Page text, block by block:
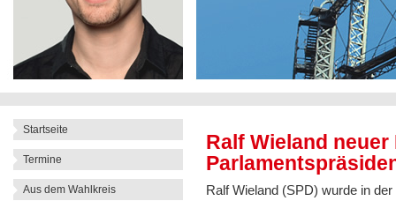
Ralf Wieland
Ralf Wieland (SPD) wurde in
Startseite
Termine
Aus dem Wahlkreis